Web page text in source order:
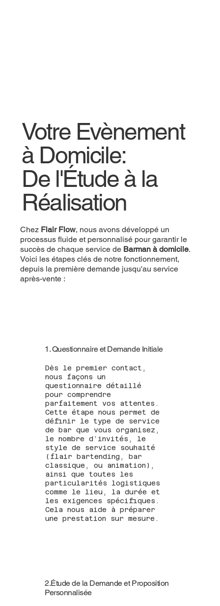
Votre Evènement
à Domicile:
De l'Étude à la
Réalisation
Chez Flair Flow, nous avons développé un
processus fluide et personnalisé pour garantir le
succès de chaque service de Barman à domicile.
Voici les étapes clés de notre fonctionnement,
depuis la première demande jusqu'au service
après-vente :
1. Questionnaire et Demande Initiale
Dès le premier contact,
nous façons un
questionnaire détaillé
pour comprendre
parfaitement vos attentes.
Cette étape nous permet de
définir le type de service
de bar que vous organisez,
le nombre d’invités, le
style de service souhaité
(flair bartending, bar
classique, ou animation),
ainsi que toutes les
particularités logistiques
comme le lieu, la durée et
les exigences spécifiques.
Cela nous aide à préparer
une prestation sur mesure.
2.Étude de la Demande et Proposition
Personnalisée